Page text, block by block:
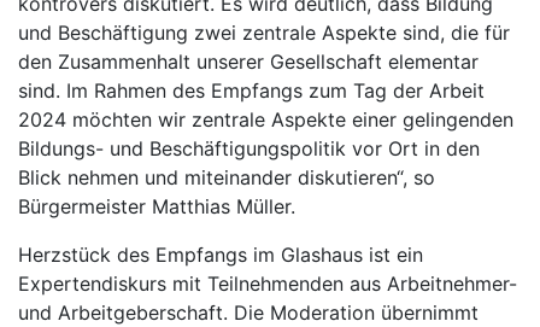
und Beschäftigung zwei zentrale Aspekte sind, die für
den Zusammenhalt unserer Gesellschaft elementar
sind. Im Rahmen des Empfangs zum Tag der Arbeit
2024 möchten wir zentrale Aspekte einer gelingenden
Bildungs- und Beschäftigungspolitik vor Ort in den
Blick nehmen und miteinander diskutieren“, so
Bürgermeister Matthias Müller.
Herzstück des Empfangs im Glashaus ist ein
Expertendiskurs mit Teilnehmenden aus Arbeitnehmer-
und Arbeitgeberschaft. Die Moderation übernimmt